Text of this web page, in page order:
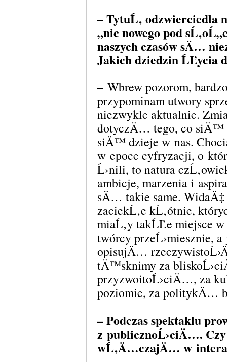
– TytuĹ‚ odzwierciedla
„nic nowego pod
naszych czasów sÄ…
Jakich dziedzin ĹĽycia
– Wbrew pozorom,
przypominam utwory
niezwykle aktualnie.
dotyczÄ… tego, co siÄ™
siÄ™ dzieje w nas.
w epoce cyfryzacji, o
Ĺ›nili, to natura
ambicje, marzenia i
sÄ… takie same.
zaciekĹ‚e kĹ‚ótnie,
miaĹ‚y takĹĽe miejsce
twórcy przeĹ›miesznie,
opisujÄ…
tÄ™sknimy za
przyzwoitoĹ›ciÄ…, za
poziomie, za politykÄ…
– Podczas spektaklu
z publicznoĹ›ciÄ….
wĹ‚Ä…czajÄ… w